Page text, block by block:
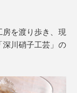
を渡り歩き、現
川硝子工芸」の